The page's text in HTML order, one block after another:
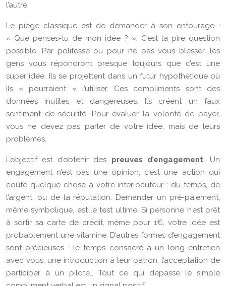
l’autre.
Le piège classique est de demander à son entourage :
« Que penses-tu de mon idée ? ». C’est la pire question
possible. Par politesse ou pour ne pas vous blesser, les
gens vous répondront presque toujours que c’est une
super idée. Ils se projettent dans un futur hypothétique où
ils « pourraient » l’utiliser. Ces compliments sont des
données inutiles et dangereuses. Ils créent un faux
sentiment de sécurité. Pour évaluer la volonté de payer,
vous ne devez pas parler de votre idée, mais de leurs
problèmes.
L’objectif est d’obtenir des preuves d’engagement. Un
engagement n’est pas une opinion, c’est une action qui
coûte quelque chose à votre interlocuteur : du temps, de
l’argent, ou de la réputation. Demander un pré-paiement,
même symbolique, est le test ultime. Si personne n’est prêt
à sortir sa carte de crédit, même pour 1€, votre idée est
probablement une vitamine. D’autres formes d’engagement
sont précieuses : le temps consacré à un long entretien
avec vous, une introduction à leur patron, l’acceptation de
participer à un pilote… Tout ce qui dépasse le simple